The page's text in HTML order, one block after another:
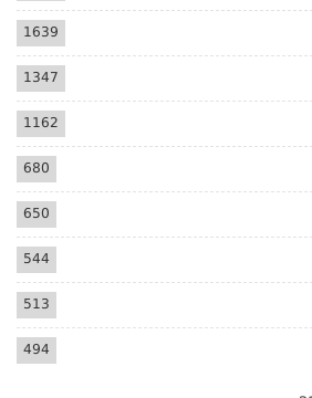
1639
1347
1162
680
650
544
513
494